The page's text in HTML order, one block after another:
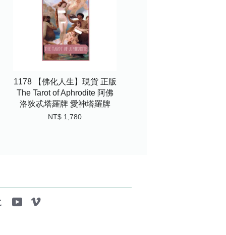
1178 【佛化人生】現貨 正版
The Tarot of Aphrodite 阿佛
洛狄忒塔羅牌 愛神塔羅牌
NT$ 1,780
Tumblr YouTube